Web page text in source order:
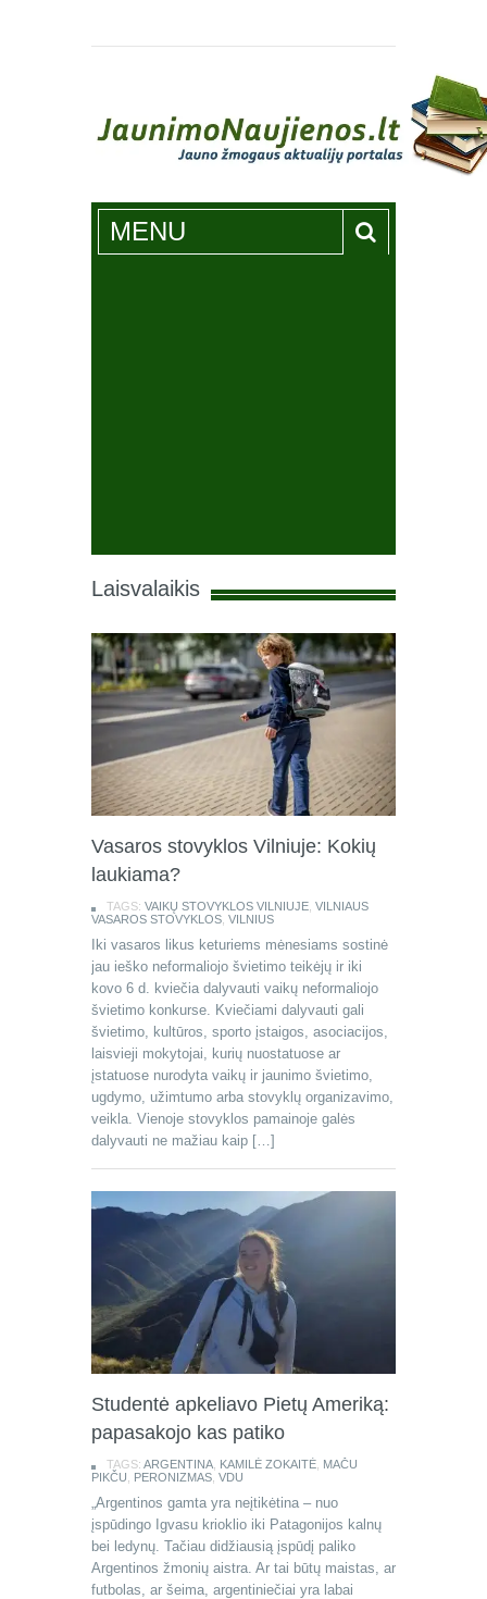
Jaunimonaujienos.lt
MENU
Laisvalaikis
Vasaros stovyklos Vilniuje: Kokių
laukiama?
TAGS: VAIKŲ STOVYKLOS VILNIUJE VILNIAUS
VASAROS STOVYKLOS VILNIUS
Iki vasaros likus keturiems mėnesiams sostinė
jau ieško neformaliojo švietimo teikėjų ir iki
kovo 6 d. kviečia dalyvauti vaikų neformaliojo
švietimo konkurse. Kviečiami dalyvauti gali
švietimo, kultūros, sporto įstaigos, asociacijos,
laisvieji mokytojai, kurių nuostatuose ar
įstatuose nurodyta vaikų ir jaunimo švietimo,
ugdymo, užimtumo arba stovyklų organizavimo,
veikla. Vienoje stovyklos pamainoje galės
dalyvauti ne mažiau kaip […]
Studentė apkeliavo Pietų Ameriką:
papasakojo kas patiko
TAGS: ARGENTINA KAMILĖ ZOKAITĖ MAČU
PIKČU
PERONIZMAS VDU
„Argentinos gamta yra neįtikėtina – nuo
įspūdingo Igvasu krioklio iki Patagonijos kalnų
bei ledynų. Tačiau didžiausią įspūdį paliko
Argentinos žmonių aistra. Ar tai būtų maistas, ar
futbolas, ar šeima, argentiniečiai yra labai